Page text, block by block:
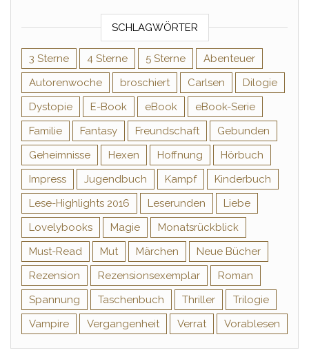
SCHLAGWÖRTER
3 Sterne 4 Sterne 5 Sterne
Abenteuer
Autorenwoche
broschiert Carlsen
Dilogie
Dystopie
E-Book eBook
eBook-Serie
Familie
Fantasy Freundschaft
Gebunden
Geheimnisse
Hexen Hoffnung
Hörbuch
Impress
Jugendbuch Kampf
Kinderbuch
Lese-Highlights 2016
Leserunden
Liebe
Lovelybooks
Magie
Monatsrückblick
Must-Read
Mut Märchen
Neue Bücher
Rezension
Rezensionsexemplar
Roman
Spannung
Taschenbuch Thriller
Trilogie
Vampire
Vergangenheit Verrat Vorablesen